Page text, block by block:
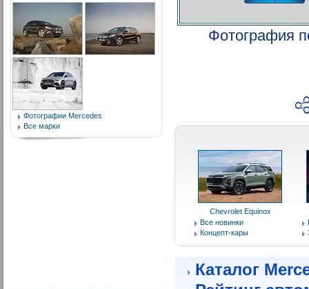
Фотографии Mercedes
Все марки
Фотография
Chevrolet Equinox
Все новинки
Концепт-кары
Каталог